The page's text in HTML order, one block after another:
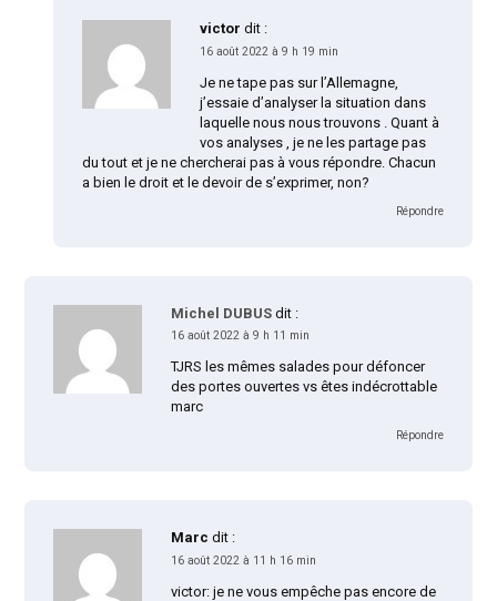
victor dit :
16 août 2022 à 9 h 19 min
Je ne tape pas sur l’Allemagne,
j’essaie d’analyser la situation dans
laquelle nous nous trouvons . Quant à
vos analyses , je ne les partage pas
du tout et je ne chercherai pas à vous répondre. Chacun
a bien le droit et le devoir de s’exprimer, non?
Répondre
Michel DUBUS dit :
16 août 2022 à 9 h 11 min
TJRS les mêmes salades pour défoncer
des portes ouvertes vs êtes indécrottable
marc
Répondre
Marc dit :
16 août 2022 à 11 h 16 min
victor: je ne vous empêche pas encore de